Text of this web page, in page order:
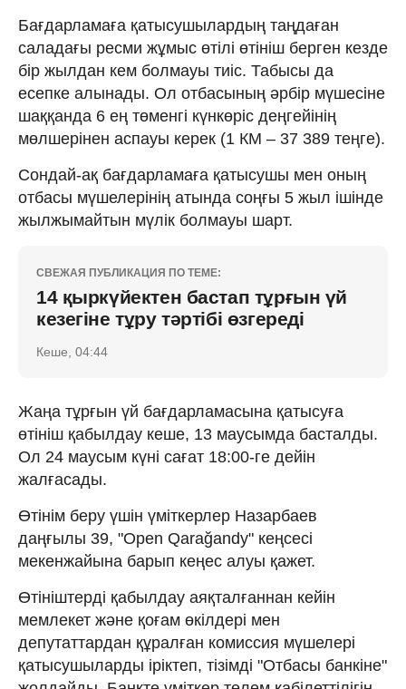
Бағдарламаға қатысушылардың таңдаған
саладағы ресми жұмыс өтілі өтініш берген кезде
бір жылдан кем болмауы тиіс. Табысы да
есепке алынады. Ол отбасының әрбір мүшесіне
шаққанда 6 ең төменгі күнкөріс деңгейінің
мөлшерінен аспауы керек (1 КМ – 37 389 теңге).
Сондай-ақ бағдарламаға қатысушы мен оның
отбасы мүшелерінің атында соңғы 5 жыл ішінде
жылжымайтын мүлік болмауы шарт.
СВЕЖАЯ ПУБЛИКАЦИЯ ПО ТЕМЕ:
14 қыркүйектен бастап тұрғын үй
кезегіне тұру тәртібі өзгереді
Кеше, 04:44
Жаңа тұрғын үй бағдарламасына қатысуға
өтініш қабылдау кеше, 13 маусымда басталды.
Ол 24 маусым күні сағат 18:00-ге дейін
жалғасады.
Өтінім беру үшін үміткерлер Назарбаев
даңғылы 39, "Open Qarağandy" кеңсесі
мекенжайына барып кеңес алуы қажет.
Өтініштерді қабылдау аяқталғаннан кейін
мемлекет және қоғам өкілдері мен
депутаттардан құралған комиссия мүшелері
қатысушыларды іріктеп, тізімді "Отбасы банкіне"